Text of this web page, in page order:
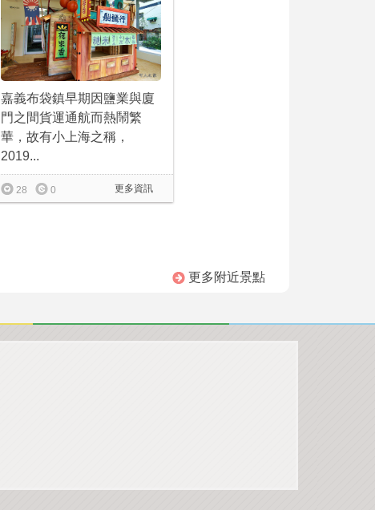
嘉義布袋鎮早期因鹽業與廈
門之間貨運通航而熱鬧繁
華，故有小上海之稱，
2019...
更多資訊
28 0
更多附近景點